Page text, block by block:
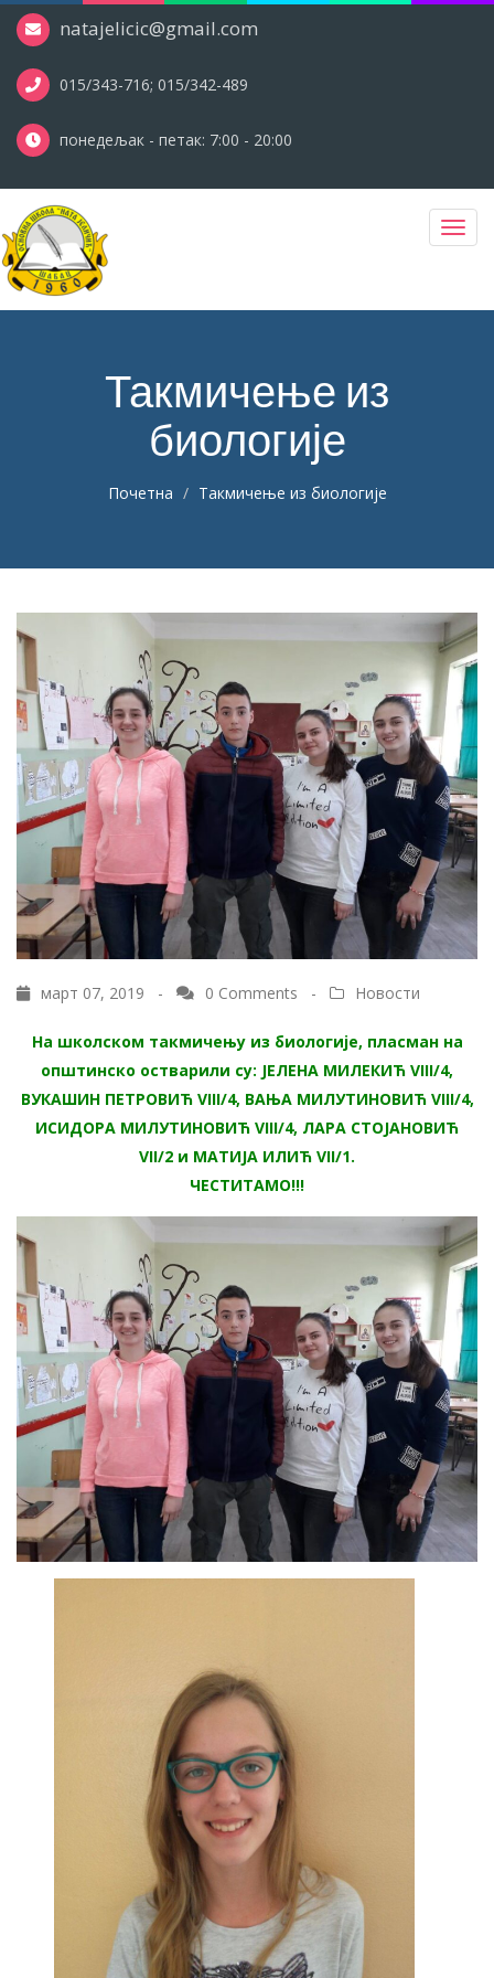
natajelicic@gmail.com
015/343-716; 015/342-489
понедељак - петак: 7:00 - 20:00
Такмичење из
биологије
Почетна Такмичење из биологије
март 07, 2019 - 0 Comments - Новости
На школском такмичењу из биологије, пласман на
општинско остварили су: ЈЕЛЕНА МИЛЕКИЋ VIII/4,
ВУКАШИН ПЕТРОВИЋ VIII/4, ВАЊА МИЛУТИНОВИЋ VIII/4,
ИСИДОРА МИЛУТИНОВИЋ VIII/4, ЛАРА СТОЈАНОВИЋ
VII/2 и МАТИЈА ИЛИЋ VII/1.
ЧЕСТИТАМО!!!